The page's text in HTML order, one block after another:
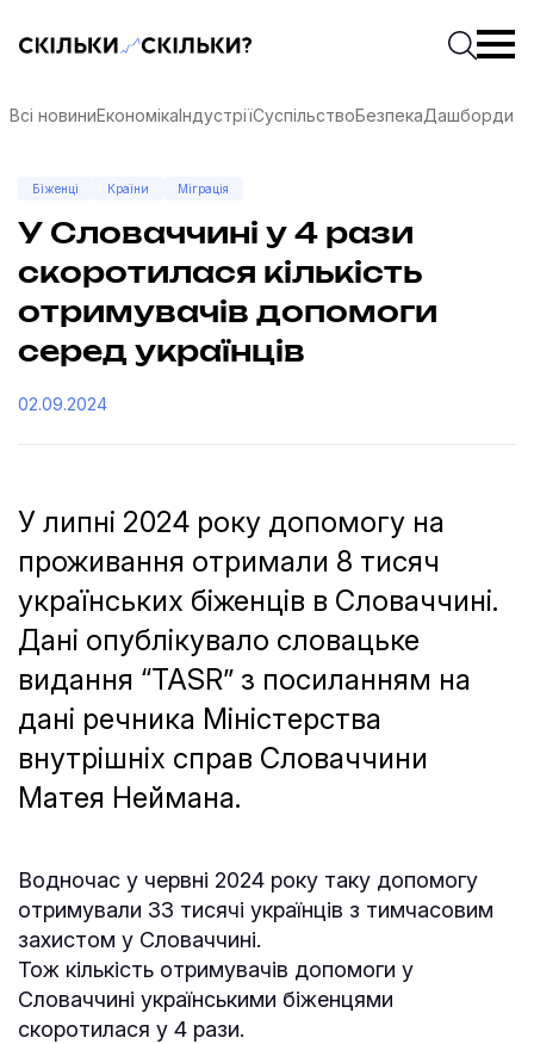
Скільки-скільки? — Медіа про суспільні даніПочати
Всі новиниЕкономікаІндустріїСуспільствоБезпекаДашборди
Біженці Країни Міграція
У Словаччині у 4 рази
скоротилася кількість
отримувачів допомоги
серед українців
02.09.2024
У липні 2024 року допомогу на
проживання отримали 8 тисяч
українських біженців в Словаччині.
Дані опублікувало словацьке
видання “TASR” з посиланням на
дані речника Міністерства
внутрішніх справ Словаччини
Матея Неймана.
Водночас у червні 2024 року таку допомогу
отримували 33 тисячі українців з тимчасовим
захистом у Словаччині.
Тож кількість отримувачів допомоги у
Словаччині українськими біженцями
скоротилася у 4 рази.